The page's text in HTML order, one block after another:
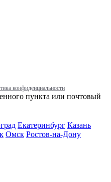
конфиденциальности
пункта или почтовый
Екатеринбург Казань
Омск Ростов-на-Дону